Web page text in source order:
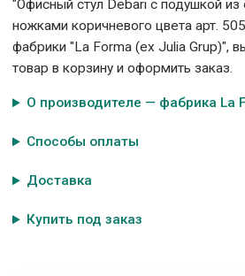
"Офисный стул Debari с подушкой из
ножками коричневого цвета арт.
фабрики "La Forma (ех Julia Grup)",
товар в корзину и оформить заказ.
О производителе — фабрика La
Способы оплаты
Доставка
Купить под заказ